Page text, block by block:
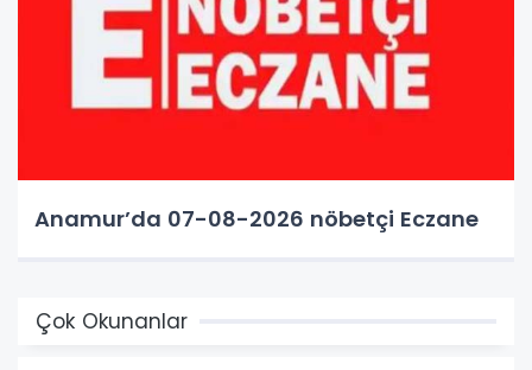
Anamur’da 07-08-2026 nöbetçi Eczane
Çok Okunanlar